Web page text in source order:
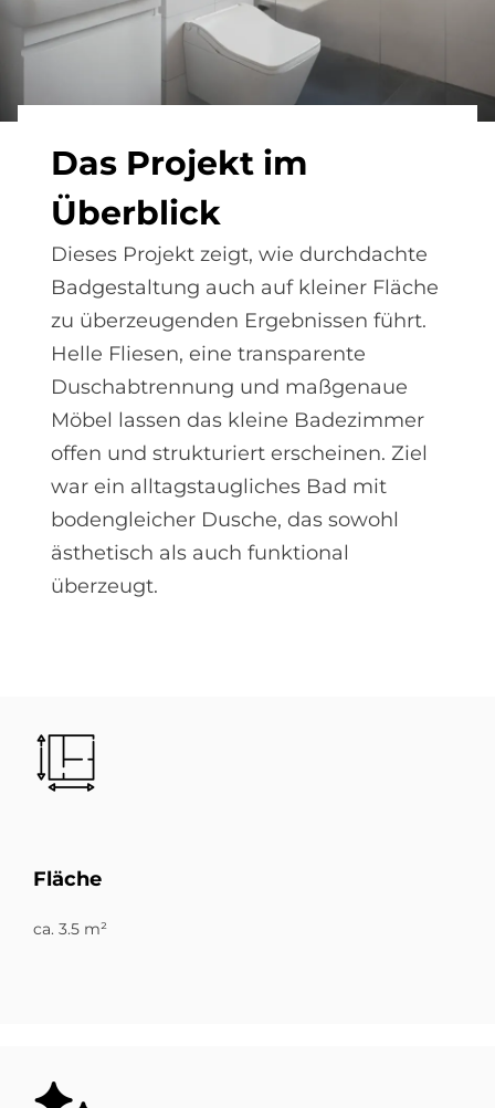
Das Pro­je­kt im
Über­bli­ck
Dieses Projekt zeigt, wie durchdachte
Badgestaltung auch auf kleiner Fläche
zu überzeugenden Ergebnissen führt.
Helle Fliesen, eine transparente
Duschabtrennung und maßgenaue
Möbel lassen das kleine Badezimmer
offen und strukturiert erscheinen. Ziel
war ein alltagstaugliches Bad mit
bodengleicher Dusche, das sowohl
ästhetisch als auch funktional
überzeugt.
Bild
Flä­che
ca. 3.5 m²
Bild